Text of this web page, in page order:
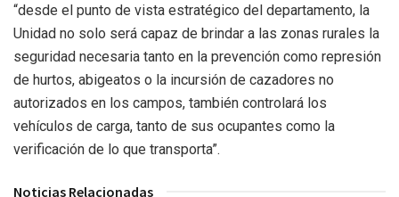
“desde el punto de vista estratégico del departamento, la
Unidad no solo será capaz de brindar a las zonas rurales la
seguridad necesaria tanto en la prevención como represión
de hurtos, abigeatos o la incursión de cazadores no
autorizados en los campos, también controlará los
vehículos de carga, tanto de sus ocupantes como la
verificación de lo que transporta”.
Noticias Relacionadas